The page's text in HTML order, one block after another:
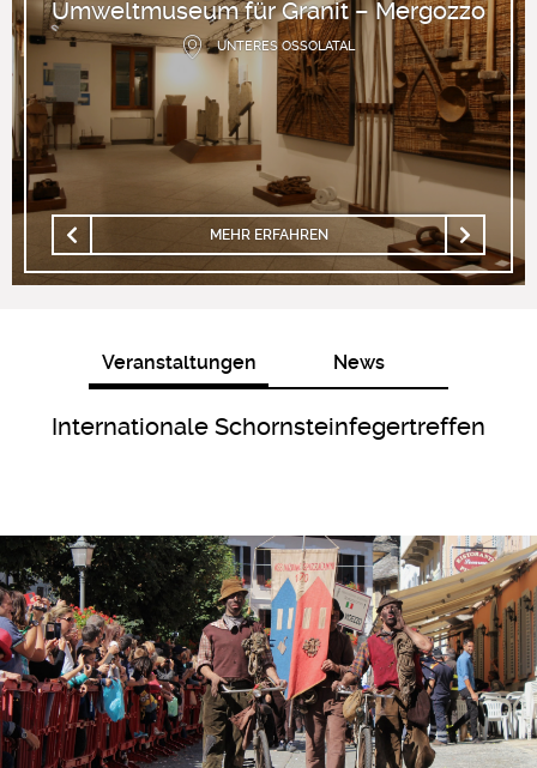
Umweltmuseum für Granit – Mergozzo
UNTERES OSSOLATAL
MEHR ERFAHREN
Veranstaltungen News
Internationale Schornsteinfegertreffen